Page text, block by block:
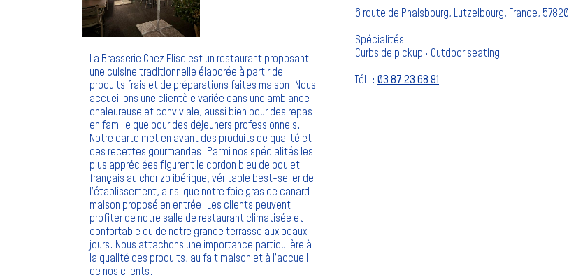
La Brasserie Chez Elise est un restaurant proposant
une cuisine traditionnelle élaborée à partir de
produits frais et de préparations faites maison. Nous
accueillons une clientèle variée dans une ambiance
chaleureuse et conviviale, aussi bien pour des repas
en famille que pour des déjeuners professionnels.
Notre carte met en avant des produits de qualité et
des recettes gourmandes. Parmi nos spécialités les
plus appréciées figurent le cordon bleu de poulet
français au chorizo ibérique, véritable best-seller de
l’établissement, ainsi que notre foie gras de canard
maison proposé en entrée. Les clients peuvent
profiter de notre salle de restaurant climatisée et
confortable ou de notre grande terrasse aux beaux
jours. Nous attachons une importance particulière à
la qualité des produits, au fait maison et à l’accueil
de nos clients.
6 route de Phalsbourg, Lutzelbourg, France, 57820
Spécialités
Curbside pickup · Outdoor seating
Tél. : 03 87 23 68 91